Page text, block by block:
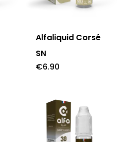
Alfaliquid Corsé
SN
€6.90